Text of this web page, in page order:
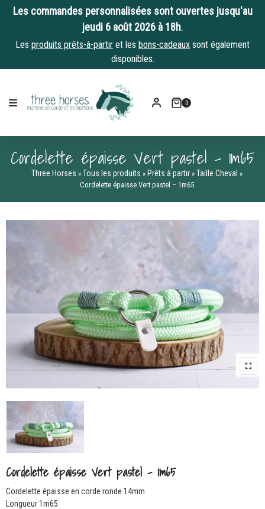
Les commandes personnalisées sont ouvertes jusqu'au
jeudi 6 août 2026 à 18h.
Les produits prêts-à-partir et les bons-cadeaux sont également
disponibles.
content
0
Cordelette épaisse Vert pastel – 1m65
Three Horses » Tous les produits » Prêts à partir » Taille Cheval »
Cordelette épaisse Vert pastel – 1m65
Cordelette épaisse Vert pastel – 1m65
Cordelette épaisse en corde ronde 14mm
Longueur 1m65